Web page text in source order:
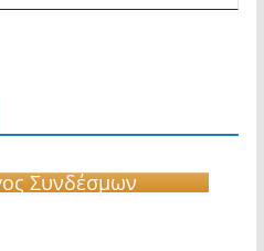
Συνδέσμων